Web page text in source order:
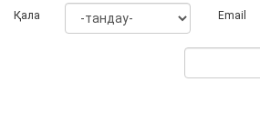
Қала Email